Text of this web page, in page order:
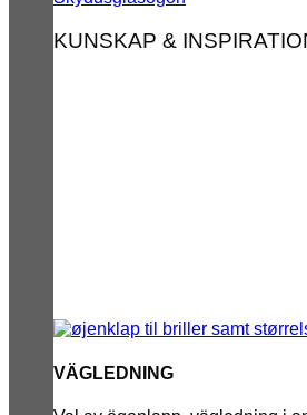
KUNSKAP &
VÄGLEDNING